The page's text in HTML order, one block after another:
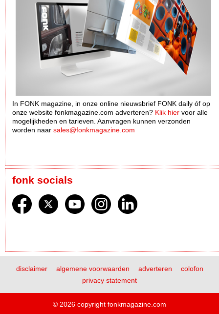
In FONK magazine, in onze online nieuwsbrief FONK daily óf op
onze website fonkmagazine.com adverteren? Klik hier voor alle
mogelijkheden en tarieven. Aanvragen kunnen verzonden
worden naar sales@fonkmagazine.com
fonk socials
disclaimer algemene voorwaarden adverteren
colofon
privacy statement
© 2026 copyright fonkmagazine.com